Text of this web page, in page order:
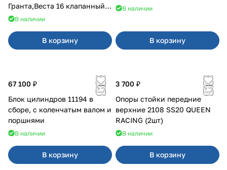
Гранта,Веста 16 клапанный
двигатель.
В наличии
В корзину
В наличии
В корзину
67 100 ₽
Блок цилиндров 11194 в
сборе, с коленчатым валом и
поршнями
В наличии
В корзину
3 700 ₽
Опоры стойки передние
верхние 2108 SS20 QUEEN
RACING (2шт)
В наличии
В корзину